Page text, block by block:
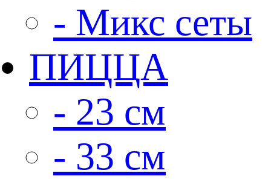
- Микс сеты
ПИЦЦА
- 23 см
- 33 см